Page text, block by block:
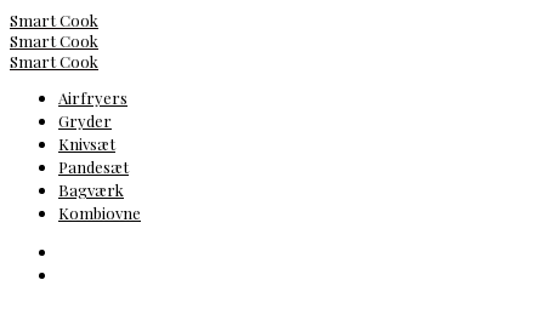
Smart Cook
Smart Cook
Smart Cook
Airfryers
Gryder
Knivsæt
Pandesæt
Bagværk
Kombiovne